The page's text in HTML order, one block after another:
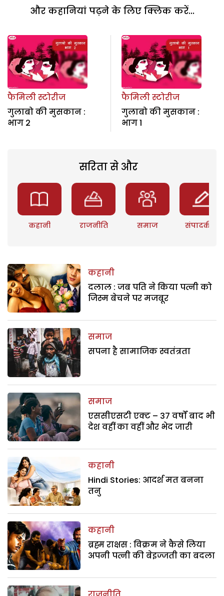
और कहानियां पढ़ने के लिए क्लिक करें...
फैमिली स्टोरीज
गुलाबो की मुसकान :
भाग 2
फैमिली स्टोरीज
गुलाबो की मुसकान :
भाग 1
सरिता से और
कहानी राजनीति समाज संपादकीय
कहानी
दलाल : जब पति ने किया पत्नी को
जिस्म बेचने पर मजबूर
समाज
सपना है सामाजिक स्वतंत्रता
समाज
एससीएसटी एक्ट – 37 वर्षों बाद भी
देश वहीं का वहीं और भेद जारी
कहानी
Hindi Stories: आदर्श मत बनना
तनु
कहानी
ब्रह्म राक्षस : विक्रम ने कैसे लिया
अपनी पत्नी की बेइज्जती का बदला